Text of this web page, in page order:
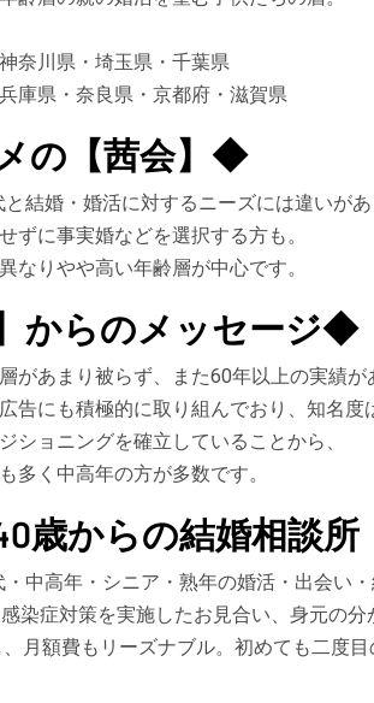
奈川県・埼玉県・千葉県
庫県・奈良県・京都府・滋賀県
の【茜会】◆
結婚・婚活に対するニーズには違いがあ
ずに事実婚などを選択する方も。
なりやや高い年齢層が中心です。
からのメッセージ◆
があまり被らず、また60年以上の実績が
告にも積極的に取り組んでおり、知名度
ショニングを確立していることから、
多く中高年の方が多数です。
40歳からの結婚相談
中高年・シニア・熟年の婚活・出会い
染症対策を実施したお見合い、身元の
月額費もリーズナブル。初めても二度